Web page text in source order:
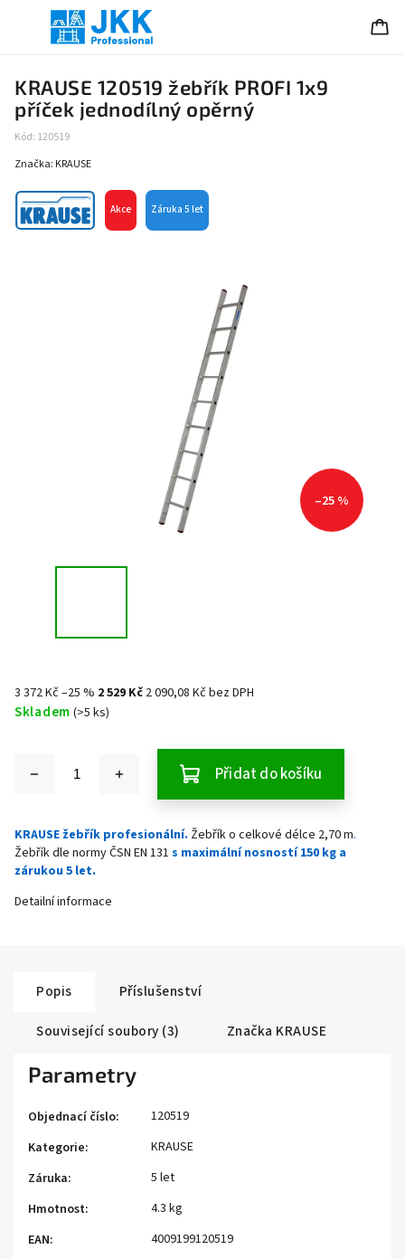
KRAUSE 120519 žebřík PROFI 1x9
příček jednodílný opěrný
Kód: 120519
Akce Záruka 5 let
Značka: KRAUSE
–25 %
3 372 Kč–25 % 2 529 Kč 2 090,08 Kč bez DPH
Skladem (>5 ks)
Přidat do košíku
KRAUSE žebřík profesionální. Žebřík o celkové délce 2,70 m.
Žebřík dle normy ČSN EN 131 s maximální nosností 150 kg a
zárukou 5 let.
Detailní informace
Popis
Příslušenství
Související soubory (3)
Značka KRAUSE
Parametry
Objednací číslo:
120519
Kategorie:
KRAUSE
Záruka:
5 let
Hmotnost:
4.3 kg
EAN:
4009199120519